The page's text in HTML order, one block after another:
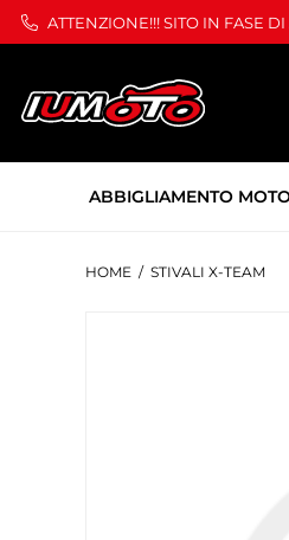
ATTENZIONE!!! SITO IN FASE
ABBIGLIAMENTO
HOME / STIVALI X-TEAM